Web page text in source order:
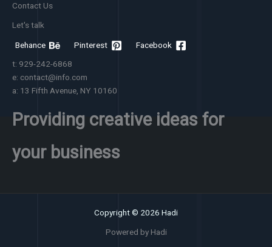
Contact Us
Let's talk
Facebook
Pinterest
Behance
t: 929-242-6868
e: contact@info.com
a: 13 Fifth Avenue, NY 10160
Providing creative ideas for
your business
Copyright © 2026 Hadi
Powered by Hadi